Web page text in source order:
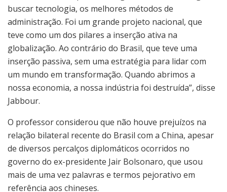
buscar tecnologia, os melhores métodos de
administração. Foi um grande projeto nacional, que
teve como um dos pilares a inserção ativa na
globalização. Ao contrário do Brasil, que teve uma
inserção passiva, sem uma estratégia para lidar com
um mundo em transformação. Quando abrimos a
nossa economia, a nossa indústria foi destruída”, disse
Jabbour.
O professor considerou que não houve prejuízos na
relação bilateral recente do Brasil com a China, apesar
de diversos percalços diplomáticos ocorridos no
governo do ex-presidente Jair Bolsonaro, que usou
mais de uma vez palavras e termos pejorativo em
referência aos chineses.